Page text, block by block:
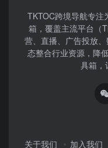
TKTOC跨境导航​专注
箱，覆盖主流平台（
营、直播、广告投放
态整合行业资源，降
具箱，
关于我们 加入我们